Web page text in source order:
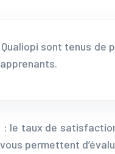
sont tenus de
le taux de
permettent